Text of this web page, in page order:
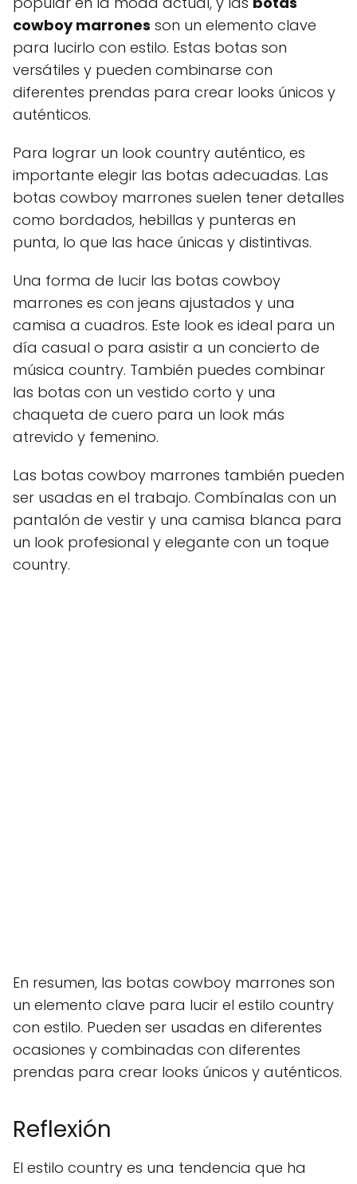
cowboy marrones son un elemento clave
para lucirlo con estilo. Estas botas son
versátiles y pueden combinarse con
diferentes prendas para crear looks únicos y
auténticos.
Para lograr un look country auténtico, es
importante elegir las botas adecuadas. Las
botas cowboy marrones suelen tener detalles
como bordados, hebillas y punteras en
punta, lo que las hace únicas y distintivas.
Una forma de lucir las botas cowboy
marrones es con jeans ajustados y una
camisa a cuadros. Este look es ideal para un
día casual o para asistir a un concierto de
música country. También puedes combinar
las botas con un vestido corto y una
chaqueta de cuero para un look más
atrevido y femenino.
Las botas cowboy marrones también pueden
ser usadas en el trabajo. Combínalas con un
pantalón de vestir y una camisa blanca para
un look profesional y elegante con un toque
country.
En resumen, las botas cowboy marrones son
un elemento clave para lucir el estilo country
con estilo. Pueden ser usadas en diferentes
ocasiones y combinadas con diferentes
prendas para crear looks únicos y auténticos.
Reflexión
El estilo country es una tendencia que ha